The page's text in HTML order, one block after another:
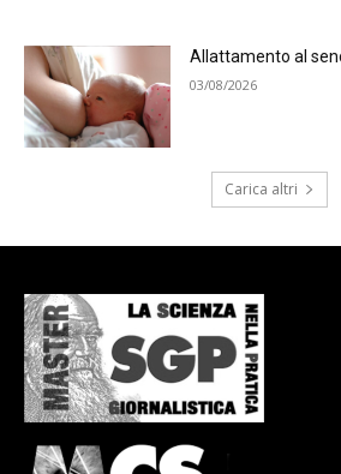
Allattamento al
03/08/2026
Carica altri